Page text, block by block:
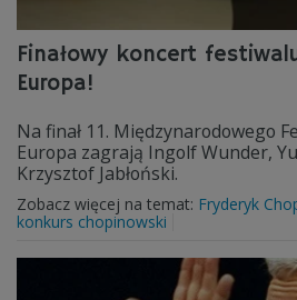
Finałowy koncert
Europa!
Na finał 11. Międzynarodowego
Europa zagrają Ingolf Wunder,
Krzysztof Jabłoński.
Zobacz więcej na temat: Fryderyk
konkurs chopinowski